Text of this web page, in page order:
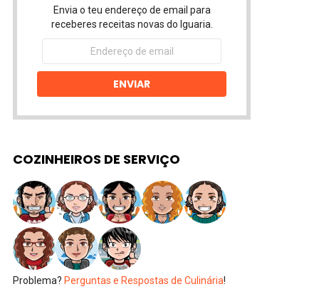
Envia o teu endereço de email para
receberes receitas novas do Iguaria.
Endereço
email
ENVIAR
COZINHEIROS DE SERVIÇO
Problema? Perguntas e Respostas de Culinária!